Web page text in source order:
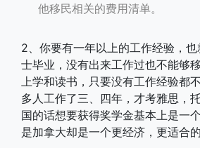
他移民相关的费用清单。
2、你要有一年以上的工作经验，
士毕业，没有出来工作过也不能够
上学和读书，只要没有工作经验都
多人工作了三、四年，才考雅思，
国的话想要获得奖学金基本上是一
是加拿大却是一个更经济，更适合的